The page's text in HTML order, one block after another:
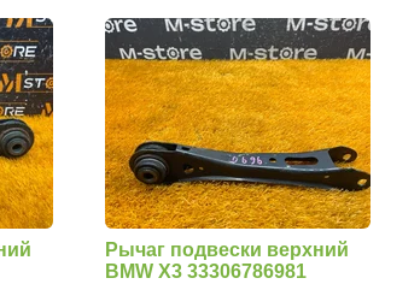
Рычаг подвески верхний
BMW X3 33306786981